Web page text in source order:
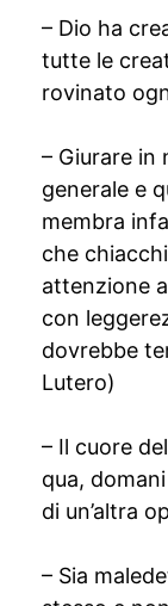
– Dio ha
tutte le
rovinato
– Giurare in
generale e
membra
che
attenzione
con
dovrebbe
Lutero)
– Il cuore
qua,
di un’altra
– Sia